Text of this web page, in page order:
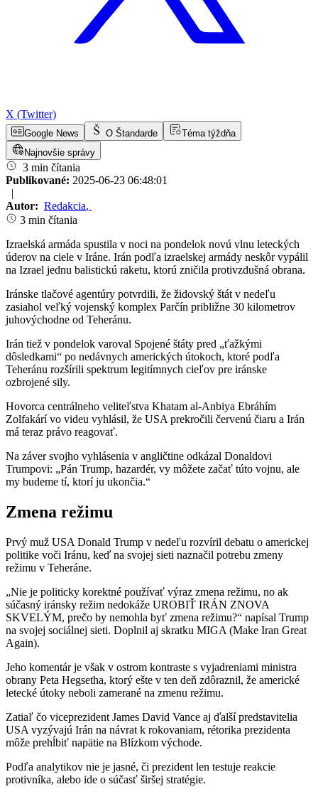
X (Twitter)
Google News O Štandarde
Téma týždňa
Najnovšie správy
3 min čítania
Publikované: 2025-06-23 06:48:01
|
Autor: Redakcia,
3 min čítania
Izraelská armáda spustila v noci na pondelok novú vlnu leteckých
úderov na ciele v Iráne. Irán podľa izraelskej armády neskôr vypálil
na Izrael jednu balistickú raketu, ktorú zničila protivzdušná obrana.
Iránske tlačové agentúry potvrdili, že židovský štát v nedeľu
zasiahol veľký vojenský komplex Parčín približne 30 kilometrov
juhovýchodne od Teheránu.
Irán tiež v pondelok varoval Spojené štáty pred „ťažkými
dôsledkami“ po nedávnych amerických útokoch, ktoré podľa
Teheránu rozšírili spektrum legitímnych cieľov pre iránske
ozbrojené sily.
Hovorca centrálneho veliteľstva Khatam al-Anbiya Ebráhím
Zolfakárí vo videu vyhlásil, že USA prekročili červenú čiaru a Irán
má teraz právo reagovať.
Na záver svojho vyhlásenia v angličtine odkázal Donaldovi
Trumpovi: „Pán Trump, hazardér, vy môžete začať túto vojnu, ale
my budeme tí, ktorí ju ukončia.“
Zmena režimu
Prvý muž USA Donald Trump v nedeľu rozvíril debatu o americkej
politike voči Iránu, keď na svojej sieti naznačil potrebu zmeny
režimu v Teheráne.
„Nie je politicky korektné používať výraz zmena režimu, no ak
súčasný iránsky režim nedokáže UROBIŤ IRÁN ZNOVA
SKVELÝM, prečo by nemohla byť zmena režimu?“ napísal Trump
na svojej sociálnej sieti. Doplnil aj skratku MIGA (Make Iran Great
Again).
Jeho komentár je však v ostrom kontraste s vyjadreniami ministra
obrany Peta Hegsetha, ktorý ešte v ten deň zdôraznil, že americké
letecké útoky neboli zamerané na zmenu režimu.
Zatiaľ čo viceprezident James David Vance aj ďalší predstavitelia
USA vyzývajú Irán na návrat k rokovaniam, rétorika prezidenta
môže prehĺbiť napätie na Blízkom východe.
Podľa analytikov nie je jasné, či prezident len testuje reakcie
protivníka, alebo ide o súčasť širšej stratégie.